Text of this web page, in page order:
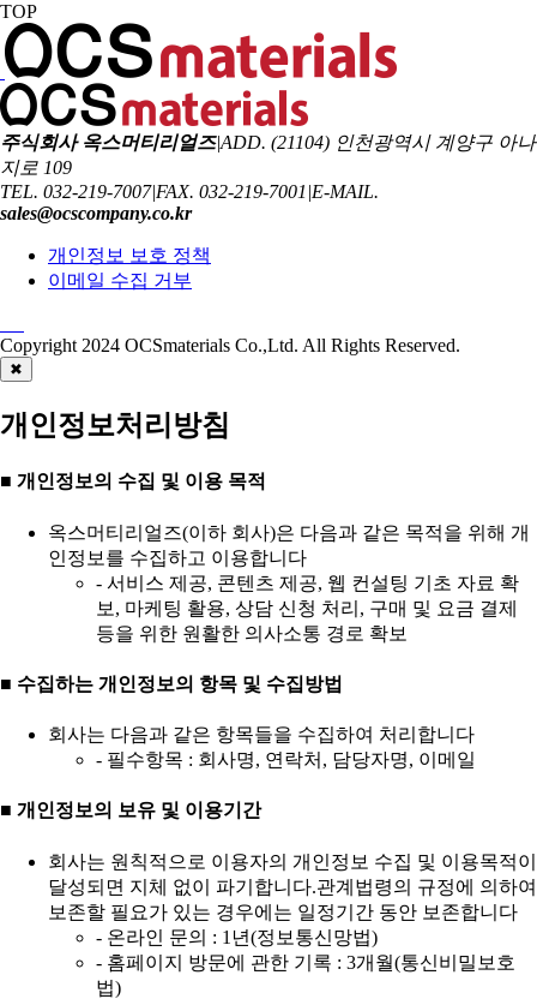
TOP
주식회사 옥스머티리얼즈|ADD. (21104) 인천광역시 계양구 아나
지로 109
TEL. 032-219-7007|FAX. 032-219-7001 |E-MAIL.
sales@ocscompany.co.kr
개인정보 보호 정책
이메일 수집 거부
Copyright 2024 OCSmaterials Co.,Ltd. All Rights Reserved.
✖
개인정보처리방침
■ 개인정보의 수집 및 이용 목적
옥스머티리얼즈(이하 회사)은 다음과 같은 목적을 위해 개
인정보를 수집하고 이용합니다
- 서비스 제공, 콘텐츠 제공, 웹 컨설팅 기초 자료 확
보, 마케팅 활용, 상담 신청 처리, 구매 및 요금 결제
등을 위한 원활한 의사소통 경로 확보
■ 수집하는 개인정보의 항목 및 수집방법
회사는 다음과 같은 항목들을 수집하여 처리합니다
- 필수항목 : 회사명, 연락처, 담당자명, 이메일
■ 개인정보의 보유 및 이용기간
회사는 원칙적으로 이용자의 개인정보 수집 및 이용목적이
달성되면 지체 없이 파기합니다.관계법령의 규정에 의하여
보존할 필요가 있는 경우에는 일정기간 동안 보존합니다
- 온라인 문의 : 1년(정보통신망법)
- 홈페이지 방문에 관한 기록 : 3개월(통신비밀보호
법)